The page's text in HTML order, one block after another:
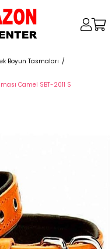
Boyun Tasmaları
Camel SBT-2011 S